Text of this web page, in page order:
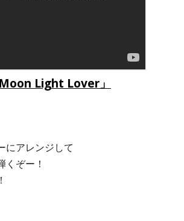
Moon Light Lover」
にアレンジして
くぞー！